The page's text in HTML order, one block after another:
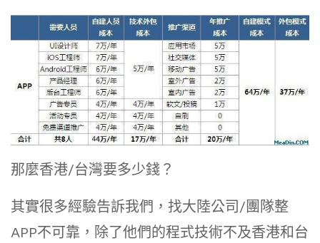
那麼香港/台灣要多少錢？
其實很多經驗告訴我們，找大陸公司/團隊整
APP不可靠，除了他們的程式技術不及香港和台